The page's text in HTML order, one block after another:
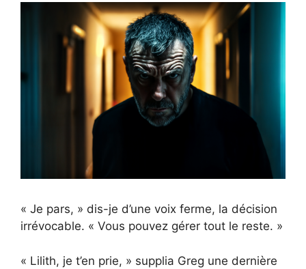
« Je pars, » dis-je d’une voix ferme, la décision
irrévocable. « Vous pouvez gérer tout le reste. »
« Lilith, je t’en prie, » supplia Greg une dernière